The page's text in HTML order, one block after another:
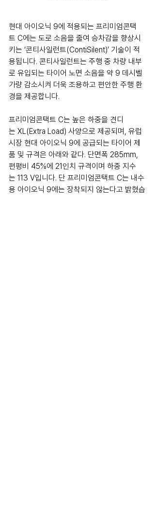
현대 아이오닉 9에 적용되는 프리미엄콘택
트 C에는 도로 소음을 줄여 승차감을 향상시
키는 ‘콘티사일런트(ContiSilent)’ 기술이 적
용됩니다. 콘티사일런트는 주행 중 차량 내부
로 유입되는 타이어 노면 소음을 약 9 데시벨
가량 감소시켜 더욱 조용하고 편안한 주행 환
경을 제공합니다.
프리미엄콘택트 C는 높은 하중을 견디
는 XL(Extra Load) 사양으로 제공되며, 유럽
시장 현대 아이오닉 9에 공급되는 타이어 제
품 및 규격은 아래와 같다. 단면폭 285mm,
편평비 45%에 21인치 규격이며 하중 지수
는 113 V입니다. 단 프리미엄콘택트 C는 내수
용 아이오닉 9에는 장착되지 않는다고 밝혔습